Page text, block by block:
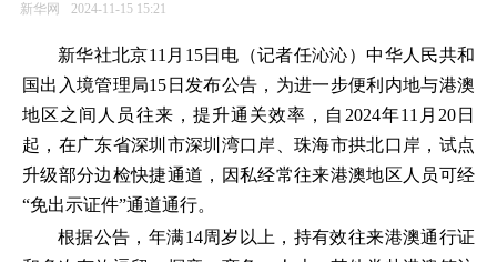
新华网 2024-11-15 15:21
新华社北京11月15日电（记者任沁沁）中华人民共和
国出入境管理局15日发布公告，为进一步便利内地与港澳
地区之间人员往来，提升通关效率，自2024年11月20日
起，在广东省深圳市深圳湾口岸、珠海市拱北口岸，试点
升级部分边检快捷通道，因私经常往来港澳地区人员可经
“免出示证件”通道通行。
根据公告，年满14周岁以上，持有效往来港澳通行证